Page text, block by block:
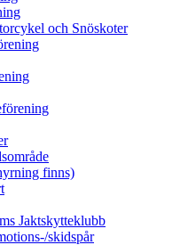
och Snöskoter
finns)
Jaktskytteklubb
skidspår